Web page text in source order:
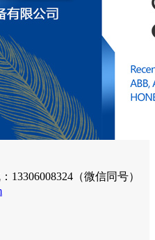
13306008324（微信同号）